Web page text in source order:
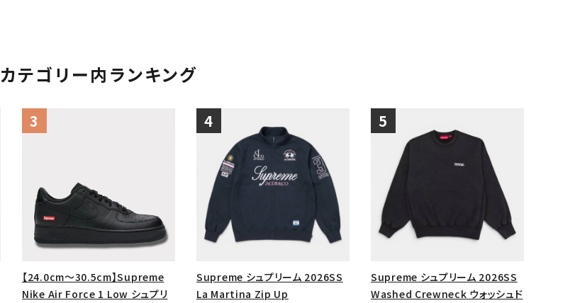
カテゴリー内ランキング
【24.0cm～30.5cm】Supreme
Nike Air Force 1 Low シュプリ
Supreme シュプリーム 2026SS
La Martina Zip Up
Supreme シュプリーム 2026SS
Washed Crewneck ウォッシュド